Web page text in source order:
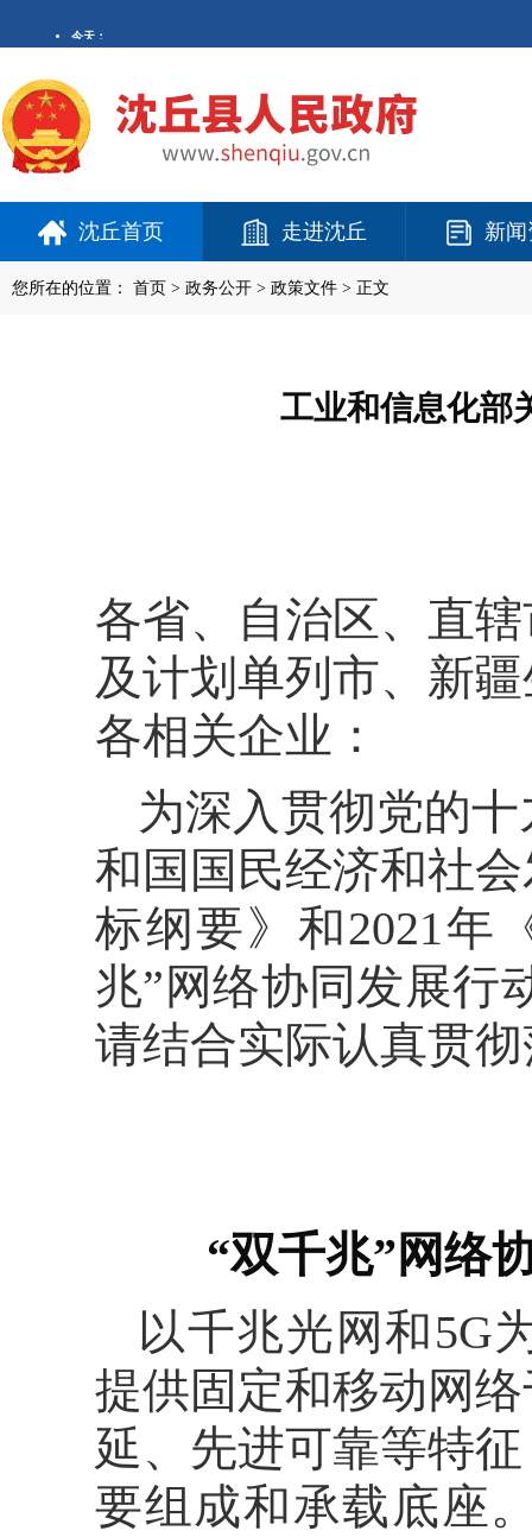
沈丘首页 走进沈丘 新
您所在的位置： 首页 > 政务公开 > 政策文件 > 正文
工业和信息化部
各省、自治区、直
及计划单列市、新
各相关企业：
为深入贯彻党的
和国国民经济和社
标纲要》和2021年
兆”网络协同发展行
请结合实际认真贯
“双千兆”网络
以千兆光网和5G
提供固定和移动网
延、先进可靠等特
要组成和承载底座